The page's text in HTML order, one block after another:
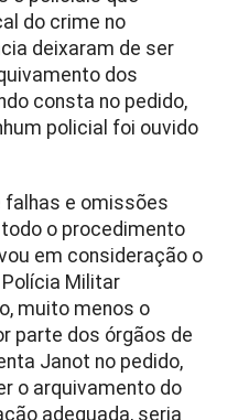
do crime no
deixaram de ser
dos
consta no pedido,
policial foi ouvido
falhas e omissões
o procedimento
em consideração o
Militar
muito menos o
parte dos órgãos de
Janot no pedido,
o arquivamento do
adequada, seria